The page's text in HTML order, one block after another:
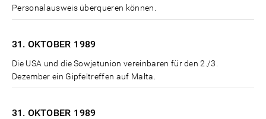
Personalausweis überqueren können.
31. OKTOBER 1989
Die USA und die Sowjetunion vereinbaren für den 2./3.
Dezember ein Gipfeltreffen auf Malta.
31. OKTOBER 1989